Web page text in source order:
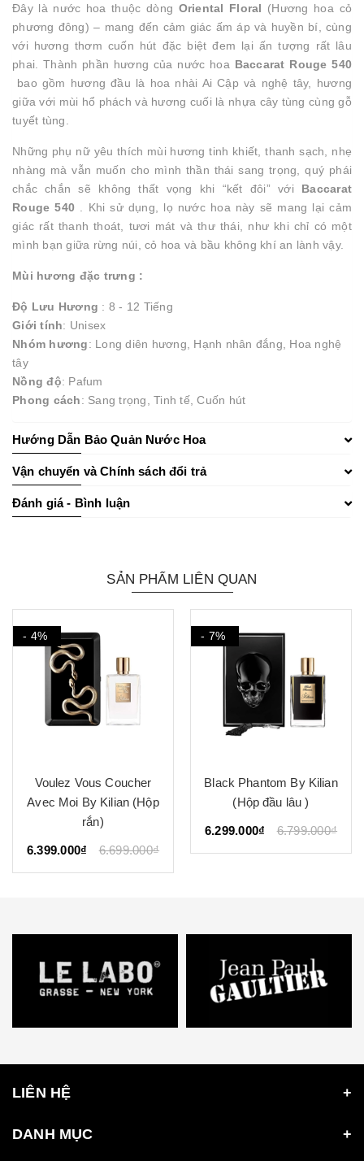
Đây là nước hoa thuộc dòng Oriental Floral (Hương hoa cỏ
phương đông) – mang đến cảm giác ấm áp và huyền bí, cùng
với hương thơm cuốn hút đặc biệt đem lại ấn tượng rất lâu
phai. Thành phần hương của nước hoa Baccarat Rouge 540
bao gồm hương đầu là hoa nhài Ai Cập và nghệ tây, hương
giữa với mùi hổ phách và hương cuối là nhựa cây tùng cùng gỗ
tuyết tùng.
Những phụ nữ yêu thích mùi hương tinh khiết, thanh sạch, nhẹ
nhàng mà vẫn muốn cho mình thần thái sang trọng, quý phái
chắc chắn sẽ không thất vọng khi “kết đôi” với Baccarat
Rouge 540 . Khi sử dụng, lọ nước hoa này sẽ mang lại cảm
giác rất thanh thoát, tươi mát và thư thái, như khi chỉ có một
mình bạn giữa rừng núi, cỏ hoa và bầu không khí an lành vậy.
Mùi hương đặc trưng :
Độ Lưu Hương : 8 - 12 Tiếng
Giới tính: Unisex
Nhóm hương: Long diên hương, Hạnh nhân đắng, Hoa nghệ
tây
Nồng độ: Pafum
Phong cách: Sang trọng, Tinh tế, Cuốn hút
Hướng Dẫn Bảo Quản Nước Hoa
Vận chuyển và Chính sách đổi trả
Đánh giá - Bình luận
SẢN PHẨM LIÊN QUAN
- 7%
Black Phantom By Kilian
(Hộp đầu lâu )
6.299.000₫
- 13%
Maison Francis Kurkdjian
Baccarat Rouge 540
6.999.000₫ 8.000.000₫
LIÊN HỆ
DANH MỤC